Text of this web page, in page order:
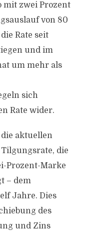
mit zwei Prozent
von 80
Rate seit
und im
um mehr als
sich
Rate wider.
aktuellen
die
Prozent-Marke
– dem
Jahre. Dies
des
und Zins